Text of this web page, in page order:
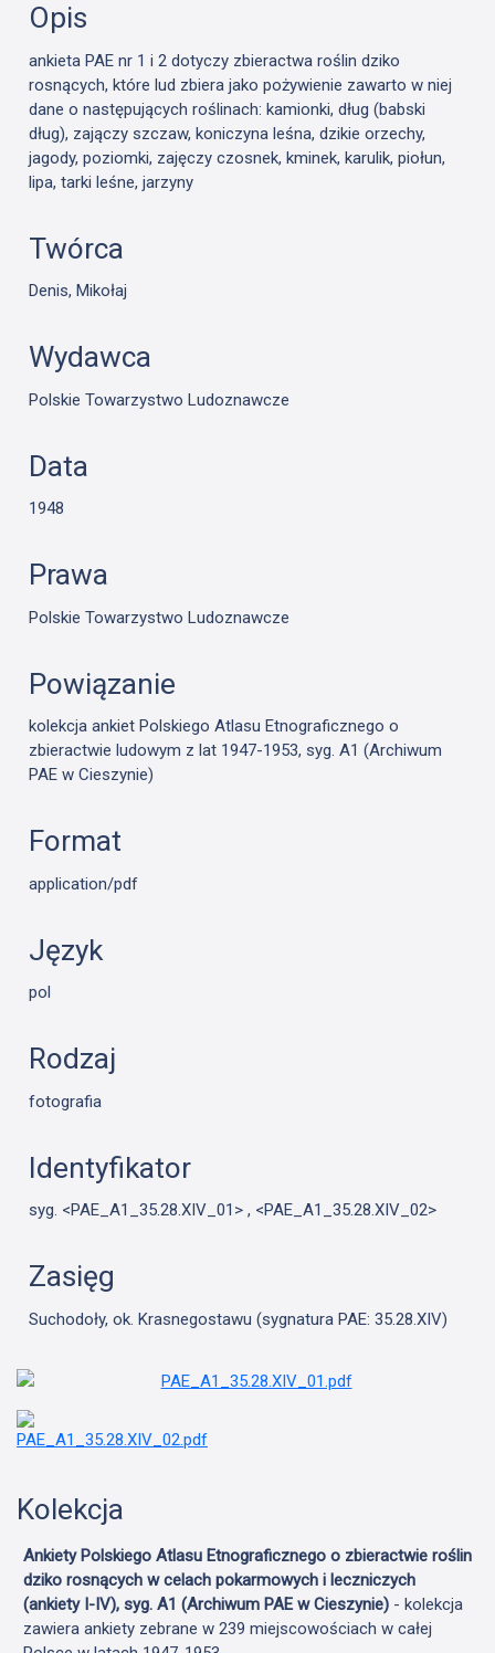
Opis
ankieta PAE nr 1 i 2 dotyczy zbieractwa roślin dziko
rosnących, które lud zbiera jako pożywienie zawarto w niej
dane o następujących roślinach: kamionki, dług (babski
dług), zajączy szczaw, koniczyna leśna, dzikie orzechy,
jagody, poziomki, zajęczy czosnek, kminek, karulik, piołun,
lipa, tarki leśne, jarzyny
Twórca
Denis, Mikołaj
Wydawca
Polskie Towarzystwo Ludoznawcze
Data
1948
Prawa
Polskie Towarzystwo Ludoznawcze
Powiązanie
kolekcja ankiet Polskiego Atlasu Etnograficznego o
zbieractwie ludowym z lat 1947-1953, syg. A1 (Archiwum
PAE w Cieszynie)
Format
application/pdf
Język
pol
Rodzaj
fotografia
Identyfikator
syg. <PAE_A1_35.28.XIV_01> , <PAE_A1_35.28.XIV_02>
Zasięg
Suchodoły, ok. Krasnegostawu (sygnatura PAE: 35.28.XIV)
Kolekcja
Ankiety Polskiego Atlasu Etnograficznego o zbieractwie roślin
dziko rosnących w celach pokarmowych i leczniczych
(ankiety I-IV), syg. A1 (Archiwum PAE w Cieszynie) - kolekcja
zawiera ankiety zebrane w 239 miejscowościach w całej